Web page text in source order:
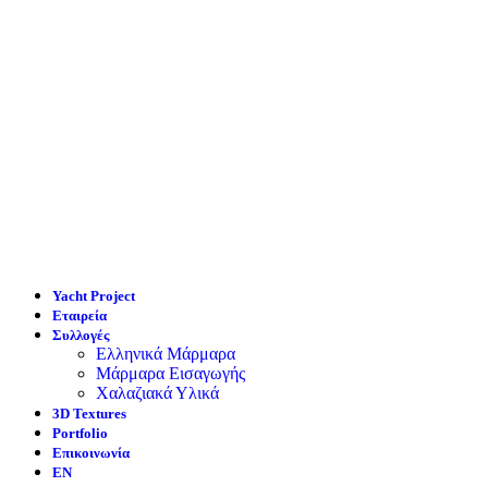
Yacht Project
Εταιρεία
Συλλογές
Ελληνικά Μάρμαρα
Μάρμαρα Εισαγωγής
Χαλαζιακά Υλικά
3D Textures
Portfolio
Επικοινωνία
EN